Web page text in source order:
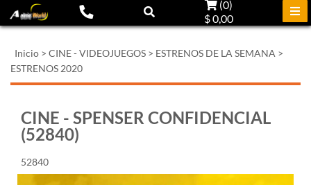
(0)
$ 0,00
Inicio > CINE - VIDEOJUEGOS > ESTRENOS DE LA SEMANA >
ESTRENOS 2020
CINE - SPENSER CONFIDENCIAL
(52840)
52840